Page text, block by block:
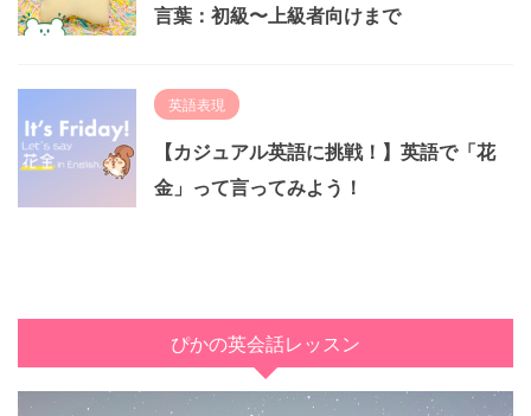
言葉：初級〜上級者向けまで
英語表現
【カジュアル英語に挑戦！】英語で「花
金」って言ってみよう！
ぴかの英会話レッスン